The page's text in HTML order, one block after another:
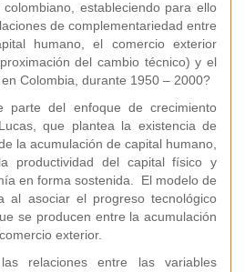
estableciendo para ello
de complementariedad entre
humano, el comercio exterior
del cambio técnico) y el
Colombia, durante 1950 – 2000?
parte del enfoque de crecimiento
que plantea la existencia de
la acumulación de capital humano,
productividad del capital físico y
en forma sostenida. El modelo de
al asociar el progreso tecnológico
se producen entre la acumulación
exterior.
relaciones entre las variables